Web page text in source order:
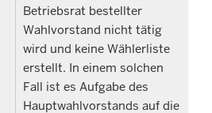
Betriebsrat bestellter
Wahlvorstand nicht tätig
wird und keine Wählerliste
erstellt. In einem solchen
Fall ist es Aufgabe des
Hauptwahlvorstands auf die